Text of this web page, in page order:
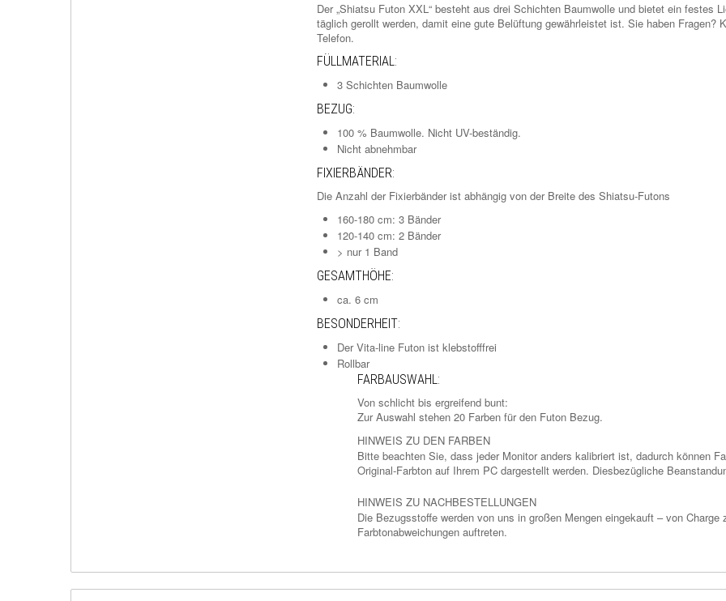
Der „Shiatsu Futon XXL“ besteht aus drei Schichten Baumwolle und bietet ein festes
täglich gerollt werden, damit eine gute Belüftung gewährleistet ist. Sie haben Fragen?
Telefon.
FÜLLMATERIAL:
3 Schichten Baumwolle
BEZUG:
100 % Baumwolle. Nicht UV-beständig.
Nicht abnehmbar
FIXIERBÄNDER:
Die Anzahl der Fixierbänder ist abhängig von der Breite des Shiatsu-Futons
160-180 cm: 3 Bänder
120-140 cm: 2 Bänder
> nur 1 Band
GESAMTHÖHE:
ca. 6 cm
BESONDERHEIT:
Der Vita-line Futon ist klebstofffrei
Rollbar
FARBAUSWAHL:
Von schlicht bis ergreifend bunt:
Zur Auswahl stehen 20 Farben für den Futon Bezug.
HINWEIS ZU DEN FARBEN
Bitte beachten Sie, dass jeder Monitor anders kalibriert ist, dadurch können
Original-Farbton auf Ihrem PC dargestellt werden. Diesbezügliche
HINWEIS ZU NACHBESTELLUNGEN
Die Bezugsstoffe werden von uns in großen Mengen eingekauft – von Charge
Farbtonabweichungen auftreten.